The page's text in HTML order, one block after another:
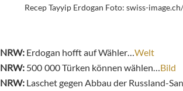
Recep Tayyip Erdogan Foto: swiss-
NRW: Erdogan hofft auf Wähler… Welt
NRW: 500 000 Türken können wählen… Bild
NRW: Laschet gegen Abbau der Russland-